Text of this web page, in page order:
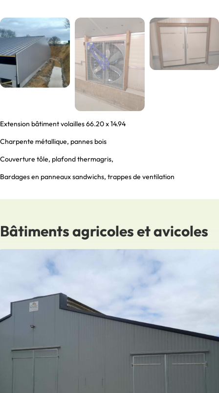
Extension bâtiment volailles 66.20 x 14.94
Charpente métallique, pannes bois
Couverture tôle, plafond thermagris,
Bardages en panneaux sandwichs, trappes de ventilation
Bâtiments agricoles et avicoles